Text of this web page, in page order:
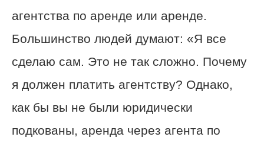
агентства по аренде или аренде.
Большинство людей думают: «Я все
сделаю сам. Это не так сложно. Почему
я должен платить агентству? Однако,
как бы вы не были юридически
подкованы, аренда через агента по